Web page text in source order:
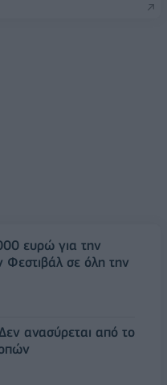
ευρώ για την
Φεστιβάλ σε όλη την
ανασύρεται από το